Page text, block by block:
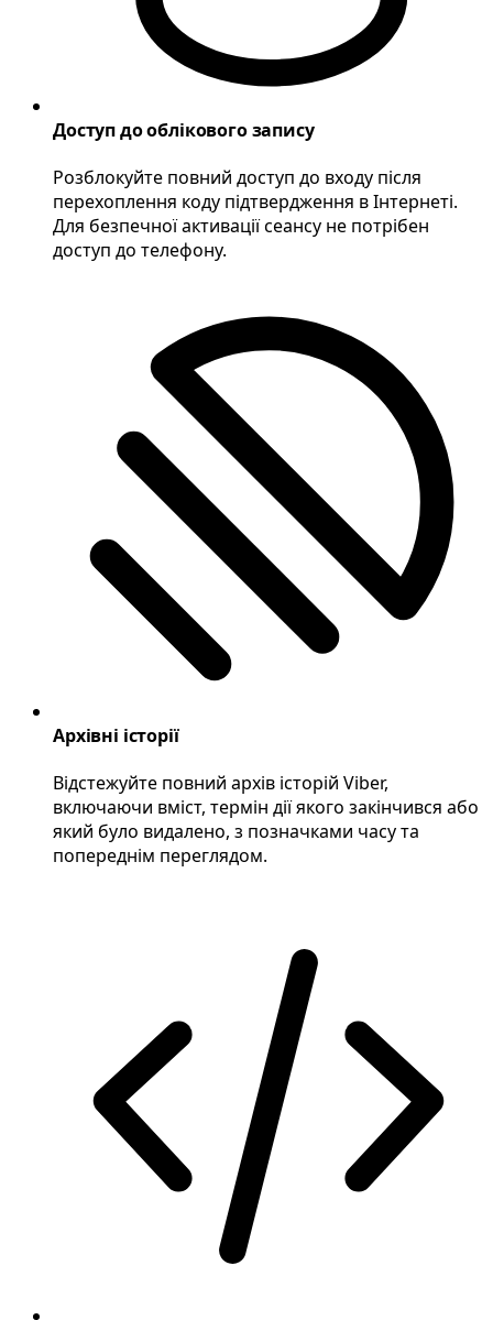
Доступ до облікового запису
Розблокуйте повний доступ до входу після
перехоплення коду підтвердження в Інтернеті.
Для безпечної активації сеансу не потрібен
доступ до телефону.
Архівні історії
Відстежуйте повний архів історій Viber,
включаючи вміст, термін дії якого закінчився або
який було видалено, з позначками часу та
попереднім переглядом.